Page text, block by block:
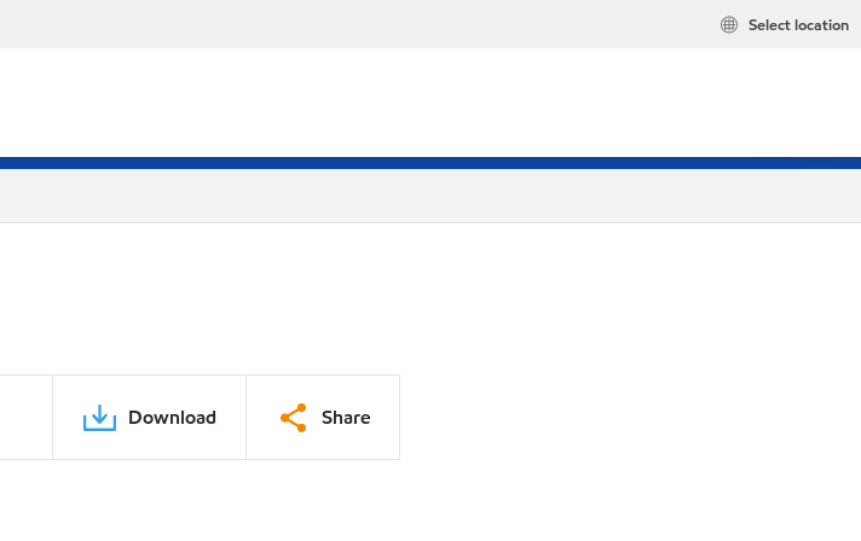
Select location
Download Share